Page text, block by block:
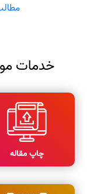
خدمات
چاپ مقاله